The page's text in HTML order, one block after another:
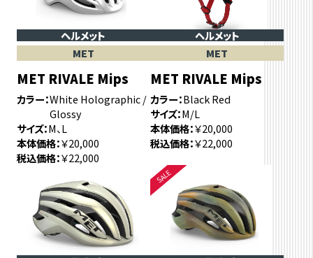
ヘルメット
MET
MET RIVALE Mips
カラー White Holographic /
Glossy
サイズ M、L
本体価格 ￥20,000
税込価格 ￥22,000
ヘルメット
MET
MET RIVALE Mips
カラー Black Red
サイズ M/L
本体価格 ￥20,000
税込価格 ￥22,000